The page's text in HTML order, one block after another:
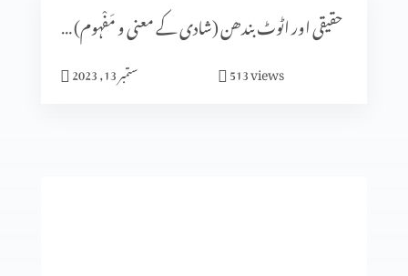
شادی کا الٰہی منصوبہ (حصہ 4) حقیقی اور اٹوٹ بندھن (شادی کے معنی و مَفْہوم) حصہ 1
ستمبر 13, 2023 513views